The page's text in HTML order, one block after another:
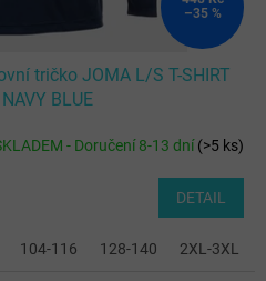
–35 %
tričko JOMA L/S T-SHIRT
BLUE
- Doručení 8-13 dní(>5 ks)
DETAIL
104-116 128-140 2XL-3XL